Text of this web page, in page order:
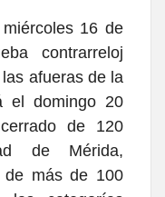
16 de
contrarreloj
afueras de la
el domingo 20
de 120
de Mérida,
de más de 100